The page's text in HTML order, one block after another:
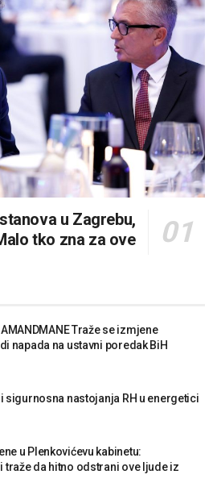
u Zagrebu,
tko zna za ove
AMANDMANE Traže se izmjene
napada na ustavni poredak BiH
sigurnosna nastojanja RH u energetici
u Plenkovićevu kabinetu:
traže da hitno odstrani ove ljude iz